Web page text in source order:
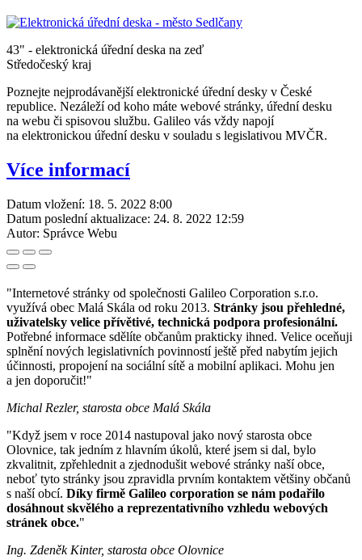
43" - elektronická úřední deska na zeď
Středočeský kraj
Poznejte nejprodávanější elektronické úřední desky v České
republice. Nezáleží od koho máte webové stránky, úřední desku
na webu či spisovou službu. Galileo vás vždy napojí
na elektronickou úřední desku v souladu s legislativou MVČR.
Více informací
Datum vložení: 18. 5. 2022 8:00
Datum poslední aktualizace: 24. 8. 2022 12:59
Autor: Správce Webu
"Internetové stránky od společnosti Galileo Corporation s.r.o.
využívá obec Malá Skála od roku 2013. Stránky jsou přehledné,
uživatelsky velice přívětivé, technická podpora profesionální.
Potřebné informace sdělíte občanům prakticky ihned. Velice oceňuji
splnění nových legislativních povinností ještě před nabytím jejich
účinnosti, propojení na sociální sítě a mobilní aplikaci. Mohu jen
a jen doporučit!"
Michal Rezler, starosta obce Malá Skála
"Když jsem v roce 2014 nastupoval jako nový starosta obce
Olovnice, tak jedním z hlavním úkolů, které jsem si dal, bylo
zkvalitnit, zpřehlednit a zjednodušit webové stránky naší obce,
neboť tyto stránky jsou zpravidla prvním kontaktem většiny občanů
s naší obcí. Díky firmě Galileo corporation se nám podařilo
dosáhnout skvělého a reprezentativního vzhledu webových
stránek obce."
Ing. Zdeněk Kinter, starosta obce Olovnice